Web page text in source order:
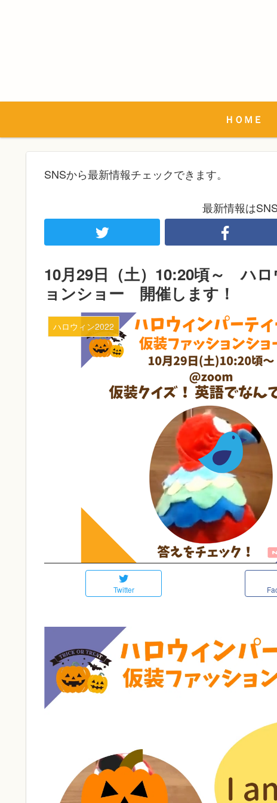
ＨＯＭＥ
SNSから最新情報チェックできます。
最新情報は
10月29日（土）10:20頃～ ハ
ョンショー 開催します！
ハロウィン2022
Twitter